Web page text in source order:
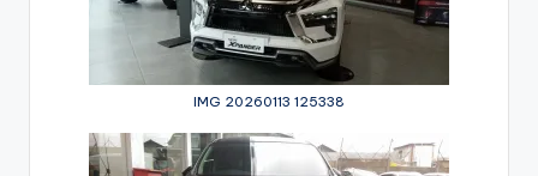
IMG 20260113 125338